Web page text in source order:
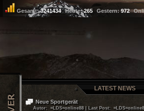
Gesamt:3241434 Heute:265 Gestern:972
LATEST NEWS
Neue Sportgerät
Autor: =LDS=online88 | Last Post: